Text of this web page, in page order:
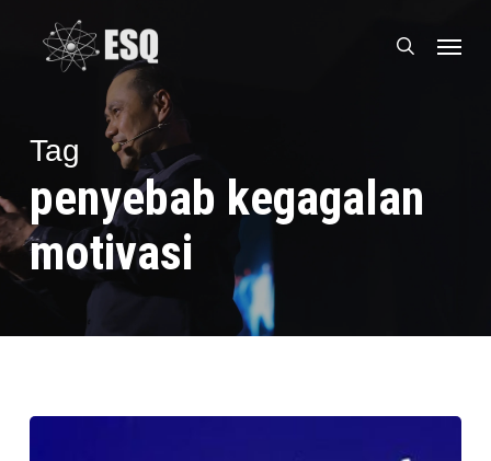
search
Menu
Tag
penyebab kegagalan
motivasi